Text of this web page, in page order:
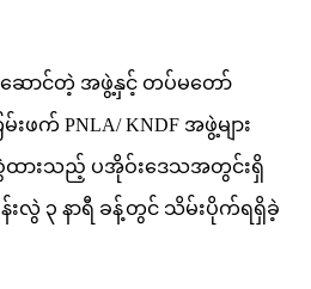
းဆောင်တဲ့ အဖွဲ့နှင့် တပ်မတော်
ဖက် PNLA/ KNDF အဖွဲ့များ
ထားသည့် ပအိုဝ်းဒေသအတွင်းရှိ
န်းလွဲ ၃ နာရီ ခန့်တွင် သိမ်းပိုက်ရရှိခဲ့